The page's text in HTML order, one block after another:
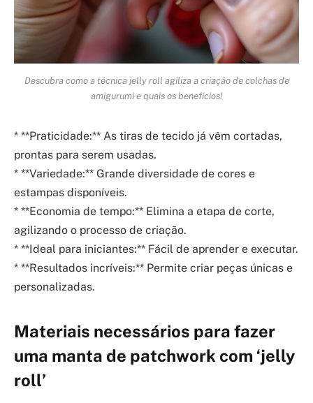
Descubra como a técnica jelly roll agiliza a criação de colchas de
amigurumi e quais os benefícios!
* **Praticidade:** As tiras de tecido já vêm cortadas,
prontas para serem usadas.
* **Variedade:** Grande diversidade de cores e
estampas disponíveis.
* **Economia de tempo:** Elimina a etapa de corte,
agilizando o processo de criação.
* **Ideal para iniciantes:** Fácil de aprender e executar.
* **Resultados incríveis:** Permite criar peças únicas e
personalizadas.
Materiais necessários para fazer
uma manta de patchwork com ‘jelly
roll’